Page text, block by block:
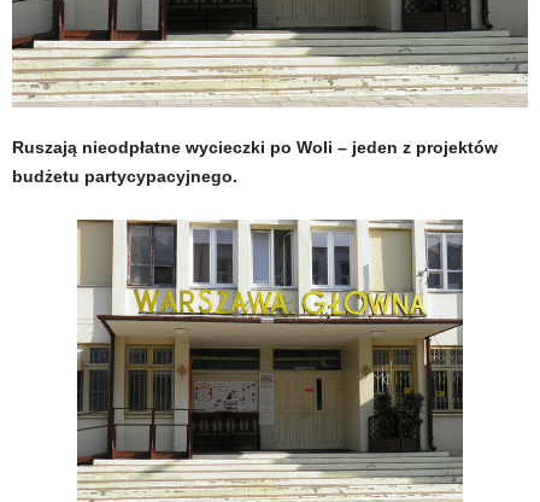
Ruszają nieodpłatne wycieczki po Woli – jeden z projektów
budżetu partycypacyjnego.